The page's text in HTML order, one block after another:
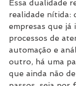
Essa dualidade
realidade nítida:
empresas que já
processos de
automação e
outro, há uma
que ainda não